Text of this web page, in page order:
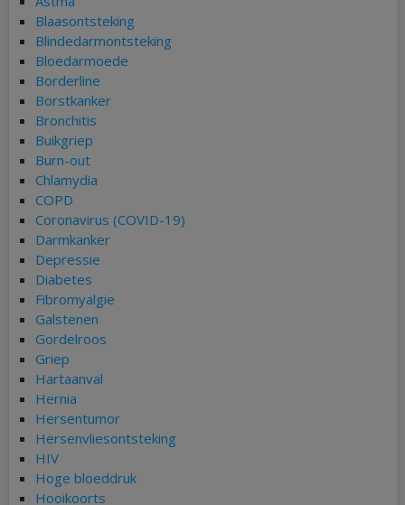
Blaasontsteking
Blindedarmontsteking
Bloedarmoede
Borderline
Borstkanker
Bronchitis
Buikgriep
Burn-out
Chlamydia
COPD
Coronavirus (COVID-19)
Darmkanker
Depressie
Diabetes
Fibromyalgie
Galstenen
Gordelroos
Griep
Hartaanval
Hernia
Hersentumor
Hersenvliesontsteking
HIV
Hoge bloeddruk
Hooikoorts